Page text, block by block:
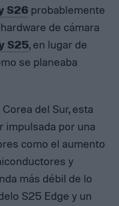
S26probablemente
de cámara
S25, en lugar de
se planeaba
Corea del Sur, esta
impulsada por una
como el aumento
y
más débil de lo
S25 Edge y un